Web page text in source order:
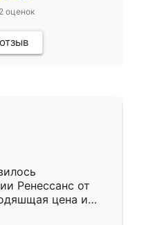
оценок
Ренессанс от
цена и
Приехавший